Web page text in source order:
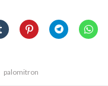
palomitron